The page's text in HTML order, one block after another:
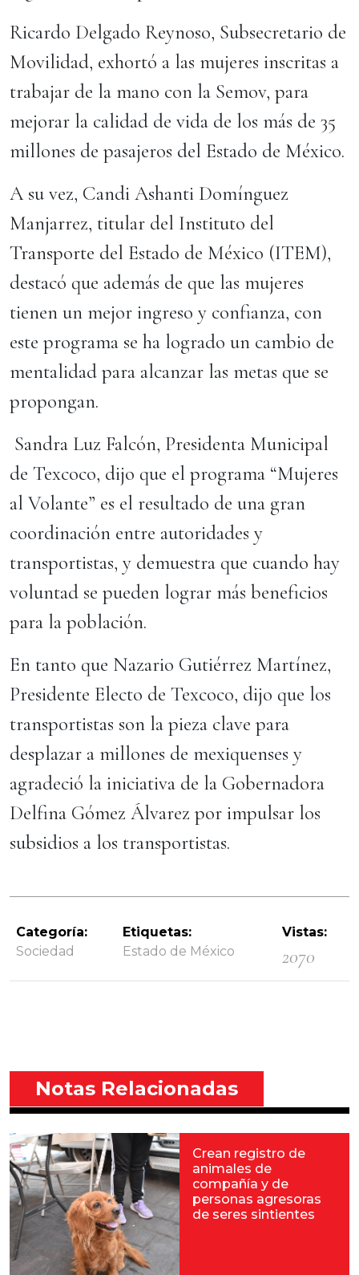
Ricardo Delgado Reynoso, Subsecretario de
Movilidad, exhortó a las mujeres inscritas a
trabajar de la mano con la Semov, para
mejorar la calidad de vida de los más de 35
millones de pasajeros del Estado de México.
A su vez, Candi Ashanti Domínguez
Manjarrez, titular del Instituto del
Transporte del Estado de México (ITEM),
destacó que además de que las mujeres
tienen un mejor ingreso y confianza, con
este programa se ha logrado un cambio de
mentalidad para alcanzar las metas que se
propongan.
Sandra Luz Falcón, Presidenta Municipal
de Texcoco, dijo que el programa “Mujeres
al Volante” es el resultado de una gran
coordinación entre autoridades y
transportistas, y demuestra que cuando hay
voluntad se pueden lograr más beneficios
para la población.
En tanto que Nazario Gutiérrez Martínez,
Presidente Electo de Texcoco, dijo que los
transportistas son la pieza clave para
desplazar a millones de mexiquenses y
agradeció la iniciativa de la Gobernadora
Delfina Gómez Álvarez por impulsar los
subsidios a los transportistas.
Categoría:
Sociedad
Etiquetas:
Estado de México
Vistas:
2070
Notas Relacionadas
Crean registro de
animales de
compañía y de
personas agresoras
de seres sintientes